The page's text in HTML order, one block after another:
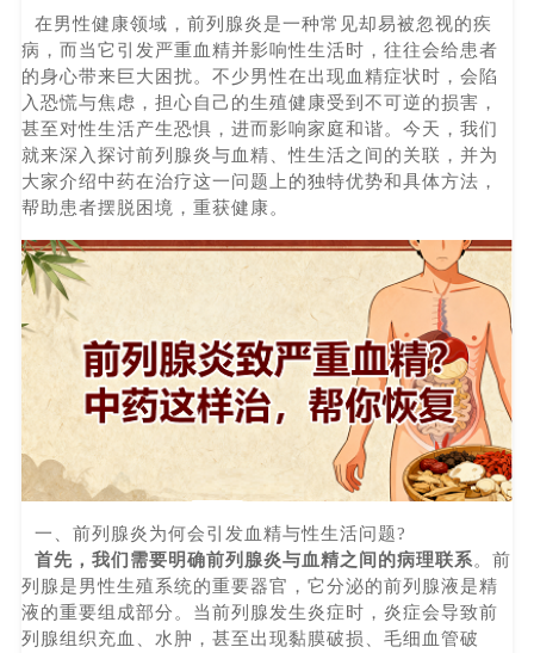
在男性健康领域，前列腺炎是一种常见却易被忽视的疾
病，而当它引发严重血精并影响性生活时，往往会给患者
的身心带来巨大困扰。不少男性在出现血精症状时，会陷
入恐慌与焦虑，担心自己的生殖健康受到不可逆的损害，
甚至对性生活产生恐惧，进而影响家庭和谐。今天，我们
就来深入探讨前列腺炎与血精、性生活之间的关联，并为
大家介绍中药在治疗这一问题上的独特优势和具体方法，
帮助患者摆脱困境，重获健康。
一、前列腺炎为何会引发血精与性生活问题?
首先，我们需要明确前列腺炎与血精之间的病理联系。前
列腺是男性生殖系统的重要器官，它分泌的前列腺液是精
液的重要组成部分。当前列腺发生炎症时，炎症会导致前
列腺组织充血、水肿，甚至出现黏膜破损、毛细血管破